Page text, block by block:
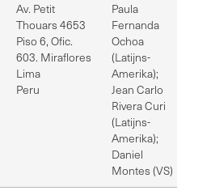
Av. Petit
Thouars 4653
Piso 6, Ofic.
603. Miraflores
Lima
Peru
Paula
Fernanda
Ochoa
(Latijns-
Amerika);
Jean Carlo
Rivera Curi
(Latijns-
Amerika);
Daniel
Montes (VS)